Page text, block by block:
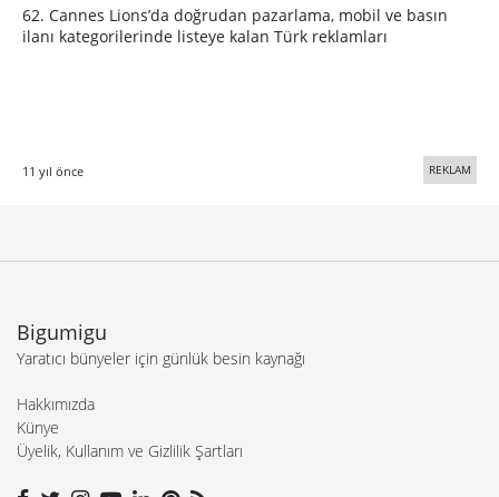
62. Cannes Lions’da doğrudan pazarlama, mobil ve basın
ilanı kategorilerinde listeye kalan Türk reklamları
11 yıl önce REKLAM
Bigumigu
Yaratıcı bünyeler için günlük besin kaynağı
Hakkımızda
Künye
Üyelik, Kullanım ve Gizlilik Şartları